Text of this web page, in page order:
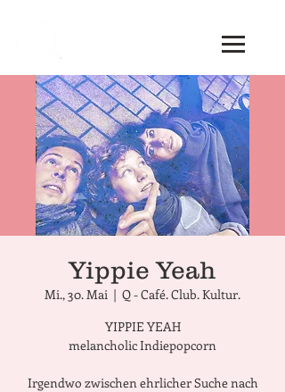
Yippie Yeah
Mi., 30. Mai
  |
Q - Café. Club. Kultur.
YIPPIE YEAH
melancholic Indiepopcorn
Irgendwo zwischen ehrlicher Suche nach